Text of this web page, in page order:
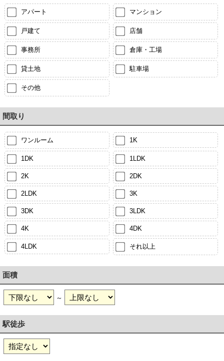
アパート マンション
戸建て 店舗
事務所 倉庫・工場
貸土地 駐車場
その他
間取り
ワンルーム 1K
1DK 1LDK
2K 2DK
2LDK 3K
3DK 3LDK
4K 4DK
4LDK それ以上
面積
～
駅徒歩